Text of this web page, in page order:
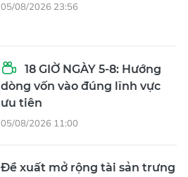
05/08/2026 23:56
18 GIỜ NGÀY 5-8: Hướng
dòng vốn vào đúng lĩnh vực
ưu tiên
05/08/2026 11:00
Đề xuất mở rộng tài sản trưng